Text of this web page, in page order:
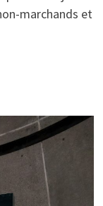
marchands et